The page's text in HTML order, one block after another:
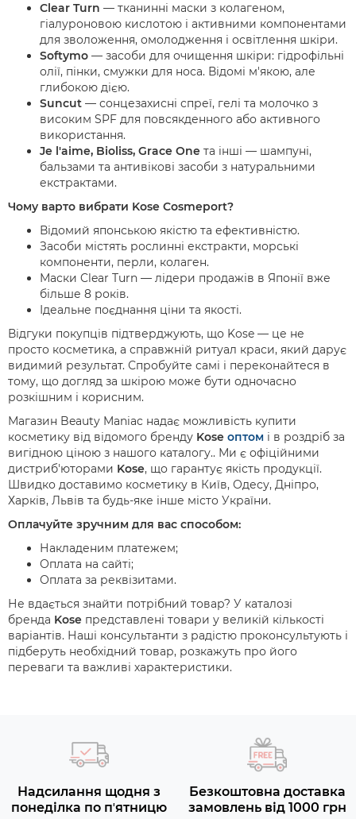
Clear Turn — тканинні маски з колагеном,
гіалуроновою кислотою і активними компонентами
для зволоження, омолодження і освітлення шкіри.
Softymo — засоби для очищення шкіри: гідрофільні
олії, пінки, смужки для носа. Відомі м'якою, але
глибокою дією.
Suncut — сонцезахисні спреї, гелі та молочко з
високим SPF для повсякденного або активного
використання.
Je l'aime, Bioliss, Grace One та інші — шампуні,
бальзами та антивікові засоби з натуральними
екстрактами.
Чому варто вибрати Kose Cosmeport?
Відомий японською якістю та ефективністю.
Засоби містять рослинні екстракти, морські
компоненти, перли, колаген.
Маски Clear Turn — лідери продажів в Японії вже
більше 8 років.
Ідеальне поєднання ціни та якості.
Відгуки покупців підтверджують, що Kose — це не
просто косметика, а справжній ритуал краси, який дарує
видимий результат. Спробуйте самі і переконайтеся в
тому, що догляд за шкірою може бути одночасно
розкішним і корисним.
Магазин Beauty Maniac надає можливість купити
косметику від відомого бренду Kose оптом і в роздріб за
вигідною ціною з нашого каталогу.. Ми є офіційними
дистриб'юторами Kose, що гарантує якість продукції.
Швидко доставимо косметику в Київ, Одесу, Дніпро,
Харків, Львів та будь-яке інше місто України.
Оплачуйте зручним для вас способом:
Накладеним платежем;
Оплата на сайті;
Оплата за реквізитами.
Не вдається знайти потрібний товар? У каталозі
бренда Kose представлені товари у великій кількості
варіантів. Наші консультанти з радістю проконсультують і
підберуть необхідний товар, розкажуть про його
переваги та важливі характеристики.
Надсилання щодня з
понеділка по пʼятницю
Безкоштовна доставка
замовлень від 1000 грн